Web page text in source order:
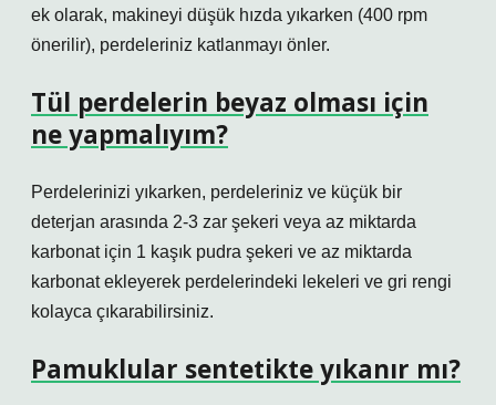
ek olarak, makineyi düşük hızda yıkarken (400 rpm
önerilir), perdeleriniz katlanmayı önler.
Tül perdelerin beyaz olması için
ne yapmalıyım?
Perdelerinizi yıkarken, perdeleriniz ve küçük bir
deterjan arasında 2-3 zar şekeri veya az miktarda
karbonat için 1 kaşık pudra şekeri ve az miktarda
karbonat ekleyerek perdelerindeki lekeleri ve gri rengi
kolayca çıkarabilirsiniz.
Pamuklular sentetikte yıkanır mı?